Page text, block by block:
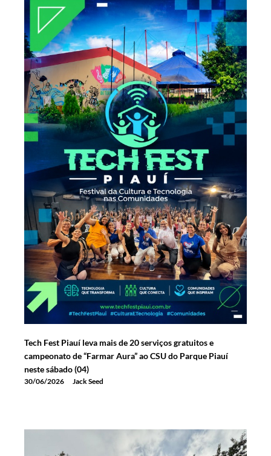
Tech Fest Piauí leva mais de 20 serviços gratuitos e
campeonato de “Farmar Aura” ao CSU do Parque Piauí
neste sábado (04)
30/06/2026 Jack Seed